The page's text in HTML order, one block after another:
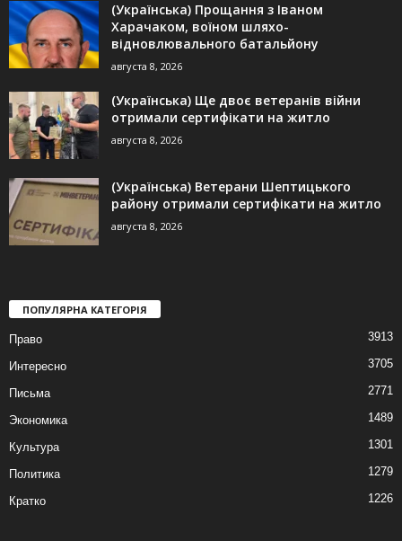
(Українська) Прощання з Іваном
Харачаком, воїном шляхо-
відновлювального батальйону
августа 8, 2026
(Українська) Ще двоє ветеранів війни
отримали сертифікати на житло
августа 8, 2026
(Українська) Ветерани Шептицького
району отримали сертифікати на житло
августа 8, 2026
ПОПУЛЯРНА КАТЕГОРІЯ
Право 3913
Интересно 3705
Письма 2771
Экономика 1489
Культура 1301
Политика 1279
Кратко 1226